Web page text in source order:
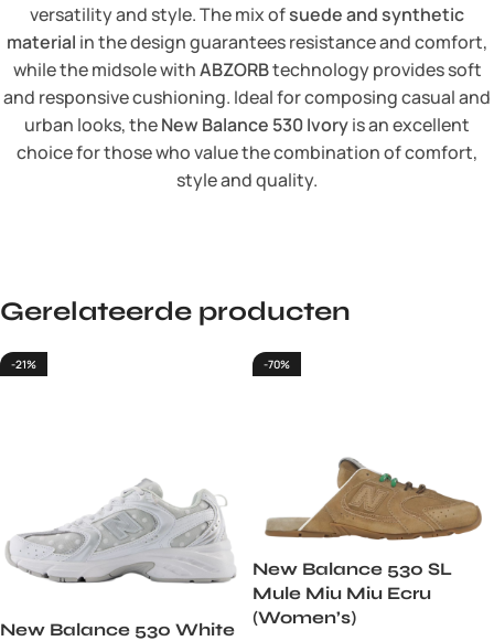
versatility and style. The mix ofsuede and synthetic
material in the design guarantees resistance and comfort,
while the midsole withABZORBtechnology provides soft
and responsive cushioning. Ideal for composing casual and
urban looks, theNew Balance 530 Ivoryis an excellent
choice for those who value the combination of comfort,
style and quality.
Gerelateerde producten
-21%
New Balance 530 White
-70%
New Balance 530 SL
Mule Miu Miu Ecru
(Women’s)